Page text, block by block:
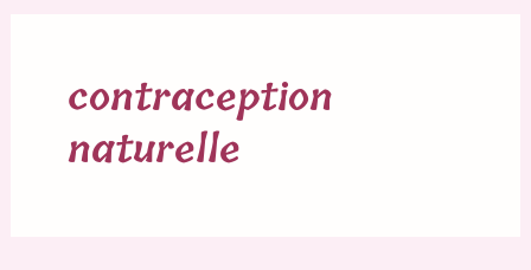
contraception
naturelle